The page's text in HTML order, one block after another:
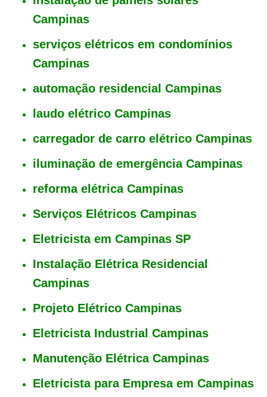
Campinas
serviços elétricos em condomínios
Campinas
automação residencial Campinas
laudo elétrico Campinas
carregador de carro elétrico Campinas
iluminação de emergência Campinas
reforma elétrica Campinas
Serviços Elétricos Campinas
Eletricista em Campinas SP
Instalação Elétrica Residencial
Campinas
Projeto Elétrico Campinas
Eletricista Industrial Campinas
Manutenção Elétrica Campinas
Eletricista para Empresa em Campinas
Tempo médio de resposta: 15 minutos